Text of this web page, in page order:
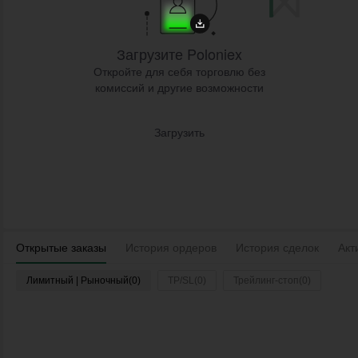
Открытые заказы История ордеров История сделок
Лимитный | Рыночный(0) TP/SL(0) Трейлинг-стоп(0)
Загрузите Poloniex
Откройте для себя торговлю без
комиссий и другие возможности
Загрузить